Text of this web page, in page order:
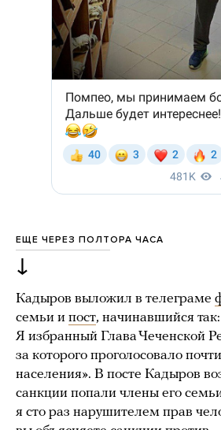
ЕЩЕ ЧЕРЕЗ ПОЛТОРА ЧАСА
↓
Кадыров выложил в телеграме
семьи и пост, начинавшийся
Я избранный Глава Чеченской
за которого проголосовало
населения». В посте Кадыров
санкции попали члены его
я сто раз нарушителем прав